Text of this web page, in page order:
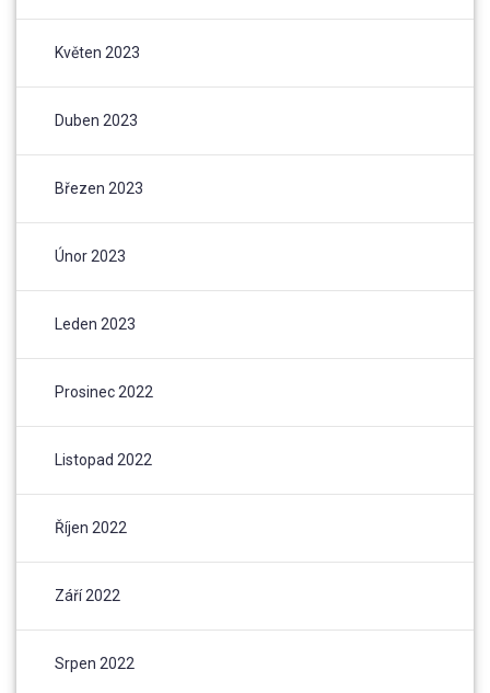
Květen 2023
Duben 2023
Březen 2023
Únor 2023
Leden 2023
Prosinec 2022
Listopad 2022
Říjen 2022
Září 2022
Srpen 2022